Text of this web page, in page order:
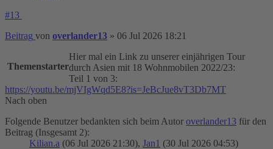
#13
Beitrag von overlander13 » 06 Jul 2026 18:21
Themenstarter
Hier mal ein Link zu unserer einjährigen Tour
durch Asien mit 18 Wohnmobilen 2022/23:
Teil 1 von 3:
https://youtu.be/mjVIgWqd5E8?is=JeBcJue8vT3Db7MT
Nach oben
Folgende Benutzer bedankten sich beim Autor overlander13 für den
Beitrag (Insgesamt 2):
Kilian.a (06 Jul 2026 21:30), Jan1 (30 Jul 2026 04:53)